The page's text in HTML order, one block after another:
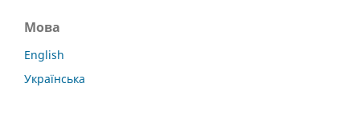
Мова
English
Українська